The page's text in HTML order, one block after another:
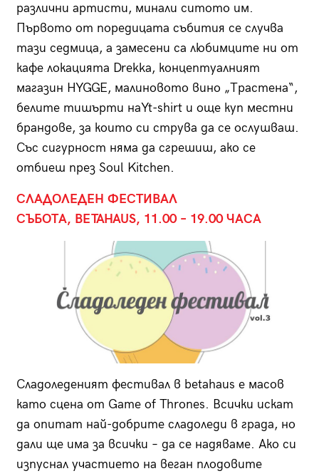
различни артисти, минали ситото им.
Първото от поредицата събития се случва
тази седмица, а замесени са любимците ни от
кафе локацията Drekka, концептуалният
магазин HYGGE, малиновото вино „Трастена“,
белите тишърти наYt-shirt и още куп местни
брандове, за които си струва да се ослушваш.
Със сигурност няма да сгрешиш, ако се
отбиеш през Soul Kitchen.
СЛАДОЛЕДЕН ФЕСТИВАЛ
СЪБОТА, BETAHAUS, 11.00 – 19.00 ЧАСА
Сладоледеният фестивал в betahaus е масов
като сцена от Game of Thrones. Всички искат
да опитат най-добрите сладоледи в града, но
дали ще има за всички – да се надяваме. Ако си
изпуснал участието на веган плодовите